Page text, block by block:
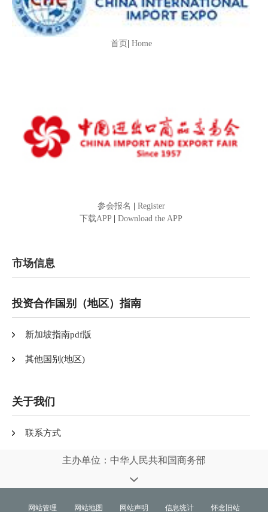
首页| Home
参会报名
Register
下载APP
Download the APP
市场信息
投资合作国别（地区）指南
新加坡指南pdf版
其他国别(地区)
关于我们
联系方式
主办单位：中华人民共和国商务部
网站管理 网站地图 网站声明 信息统计 怀念旧站